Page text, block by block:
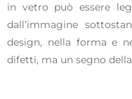
in vetro può essere
dall’immagine
design, nella forma e
difetti, ma un segno